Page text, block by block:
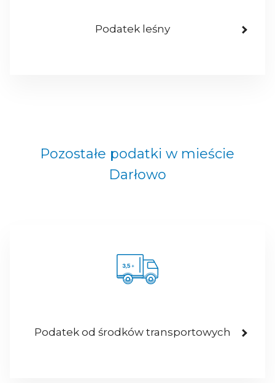
Podatek leśny
Pozostałe podatki w mieście
Darłowo
Podatek od środków transportowych